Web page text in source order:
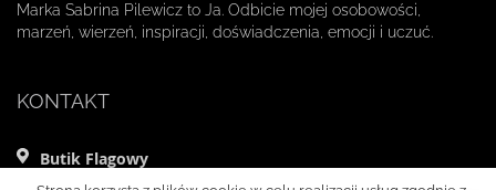
Marka Sabrina Pilewicz to Ja. Odbicie mojej osobowości,
marzeń, wierzeń, inspiracji, doświadczenia, emocji i uczuć.
KONTAKT
Butik Flagowy
ul. Mikołaja Kopernika 11 lok. 1